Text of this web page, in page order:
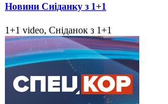
Новини Сніданку з 1+1
1+1 video, Сніданок з 1+1